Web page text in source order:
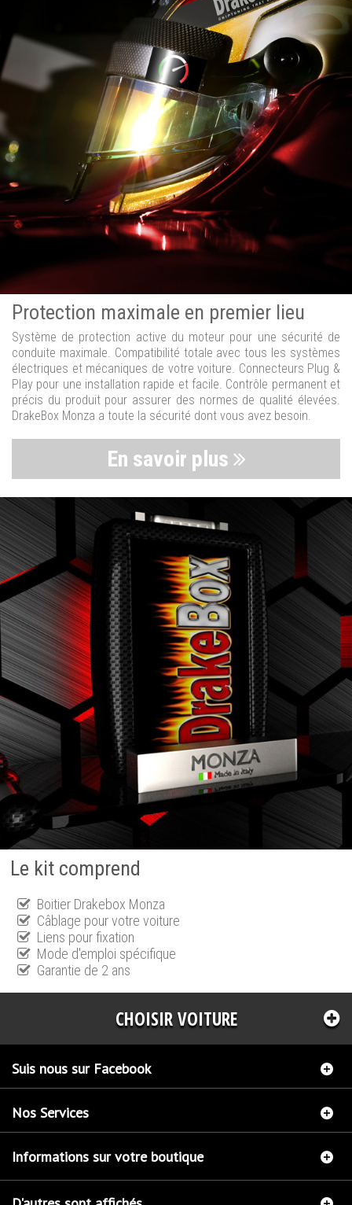
Protection maximale en premier lieu
Système de protection active du moteur pour une sécurité de
conduite maximale. Compatibilité totale avec tous les systèmes
électriques et mécaniques de votre voiture. Connecteurs Plug &
Play pour une installation rapide et facile. Contrôle permanent et
précis du produit pour assurer des normes de qualité élevées.
DrakeBox Monza a toute la sécurité dont vous avez besoin.
En savoir plus
Le kit comprend
Boitier Drakebox Monza
Câblage pour votre voiture
Liens pour fixation
Mode d'emploi spécifique
Garantie de 2 ans
CHOISIR VOITURE
Suis nous sur Facebook
Nos Services
Informations sur votre boutique